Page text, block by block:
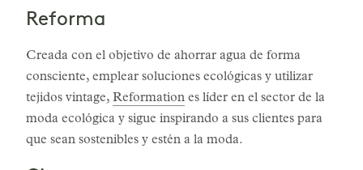
Reforma
Creada con el objetivo de ahorrar agua de forma
consciente, emplear soluciones ecológicas y utilizar
tejidos vintage, Reformation es líder en el sector de la
moda ecológica y sigue inspirando a sus clientes para
que sean sostenibles y estén a la moda.